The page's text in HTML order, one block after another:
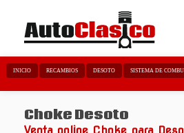
INICIO RECAMBIOS DESOTO SISTEMA DE
Choke Desoto
Venta online Choke para